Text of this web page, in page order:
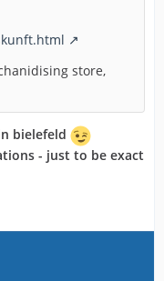
store,
bielefeld
- just to be exact